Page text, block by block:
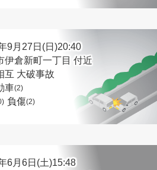
9月27日(日)20:40
伊倉新町一丁目 付近
互 大破事故
車(2)
負傷(2)
6月6日(土)15:48